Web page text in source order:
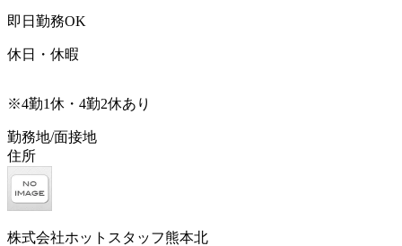
即日勤務OK
休日・休暇
※4勤1休・4勤2休あり
勤務地/面接地
住所
株式会社ホットスタッフ熊本北